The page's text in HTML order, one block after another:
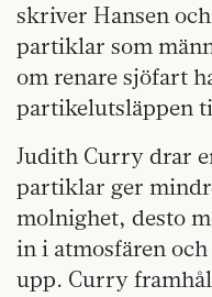
skriver Hansen
partiklar som
om renare sjöfart
partikelutsläppen
Judith Curry drar
partiklar ger
molnighet, desto
in i atmosfären
upp. Curry